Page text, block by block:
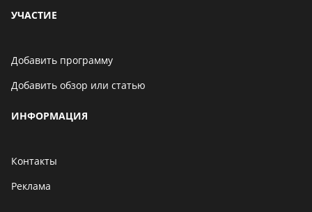
УЧАСТИЕ
Добавить программу
Добавить обзор или статью
ИНФОРМАЦИЯ
Контакты
Реклама